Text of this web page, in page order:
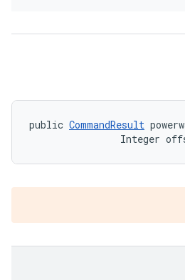
public CommandResult
Integer